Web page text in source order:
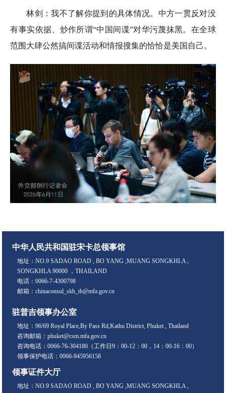
林剑：我不了解你提到的具体情况。中方一贯反对没
有事实依据、炒作所谓“中国间谍”对华污蔑抹黑。在全球
范围大肆公然搞间谍活动和情报搜集的恰恰是美国自己。
中华人民共和国驻宋卡总领事馆
地址：NO.9 SADAO ROAD , BO YANG ,MUANG SONGKHLA ,
SONGKHLA 90000 ，THAILAND
电话：0066-7-4300798
邮箱：chinaconsul_skh_th@mfa.gov.cn
驻普吉领事办公室
地址：96/69 Royal Place,By Pass Rd,Kathu District, Phuket , Thailand
咨询邮箱：phuket@csm.mfa.gov.cn
咨询电话：0066-76-304180（工作日9：00-12：00，14：00-16：00）
领事保护电话：0066-945956158
领事证件大厅
地址：NO.9 SADAO ROAD , BO YANG ,MUANG SONGKHLA ,